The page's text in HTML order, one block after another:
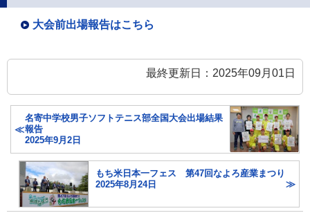
大会前出場報告はこちら
最終更新日：2025年09月01日
名寄中学校男子ソフトテニス部全国大会出場結果
報告
2025年9月2日
もち米日本一フェス 第47回なよろ産業まつり
2025年8月24日